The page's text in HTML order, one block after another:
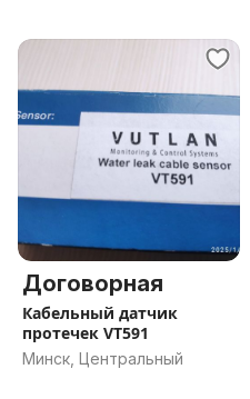
Договорная
Кабельный датчик
протечек VT591
Минск, Центральный